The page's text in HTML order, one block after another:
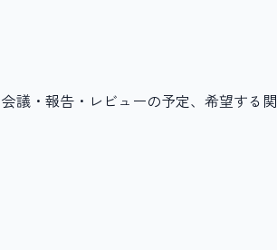
議・報告・レビューの予定、希望する関